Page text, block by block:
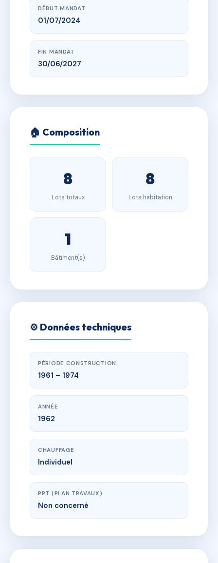
DÉBUT MANDAT
01/07/2024
FIN MANDAT
30/06/2027
🏠 Composition
8
Lots totaux
8
Lots habitation
1
Bâtiment(s)
⚙️ Données techniques
PÉRIODE CONSTRUCTION
1961 – 1974
ANNÉE
1962
CHAUFFAGE
Individuel
PPT (PLAN TRAVAUX)
Non concerné